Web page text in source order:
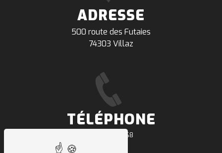
ADRESSE
500 route des Futaies
74303 Villaz
TÉLÉPHONE
04 50 64 91 68